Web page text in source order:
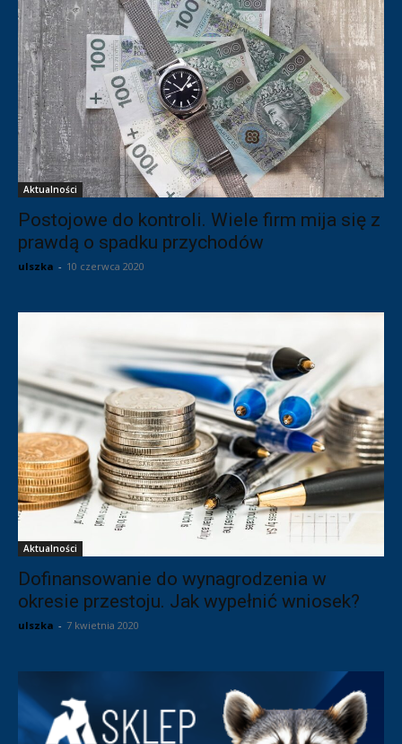
Aktualności
Postojowe do kontroli. Wiele firm mija się z
prawdą o spadku przychodów
ulszka - 10 czerwca 2020
Aktualności
Dofinansowanie do wynagrodzenia w
okresie przestoju. Jak wypełnić wniosek?
ulszka - 7 kwietnia 2020